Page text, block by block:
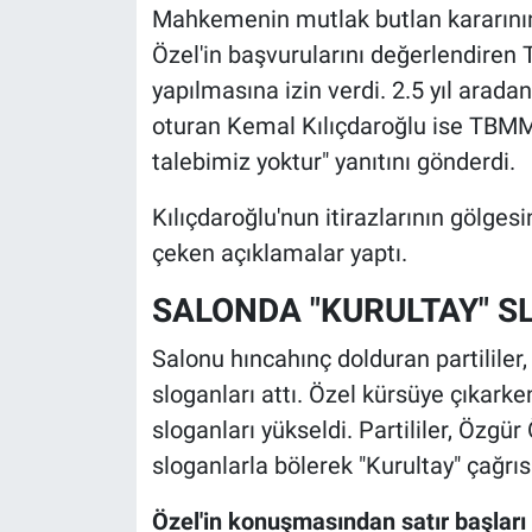
Mahkemenin mutlak butlan
Özel'in başvurularını değerlendiren
yapılmasına izin verdi. 2.5 yıl
oturan Kemal Kılıçdaroğlu ise
talebimiz yoktur" yanıtını gönderdi.
Kılıçdaroğlu'nun itirazlarının
çeken açıklamalar yaptı.
SALONDA "KURULTAY"
Salonu hıncahınç dolduran
sloganları attı. Özel kürsüye
sloganları yükseldi. Partililer,
sloganlarla bölerek "Kurultay"
Özel'in konuşmasından satır